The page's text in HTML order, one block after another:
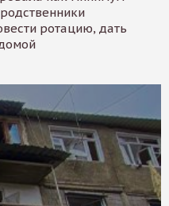
ротацию, дать